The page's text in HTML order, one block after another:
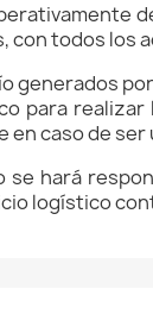
con todos
generados
para
en caso de
se hará
logístico